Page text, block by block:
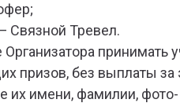
Связной Тревел.
принимать
призов, без выплаты за
их имени, фамилии,